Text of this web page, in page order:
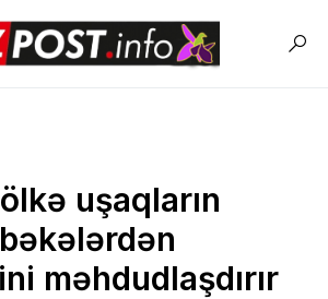
uşaqların
məhdudlaşdırır